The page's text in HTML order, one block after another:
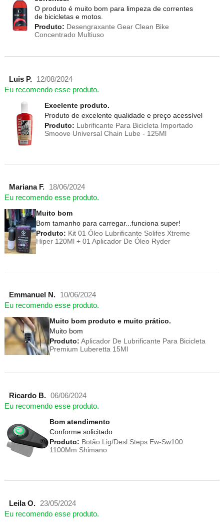
O produto é muito bom para limpeza de correntes
de bicicletas e motos.
Produto: Desengraxante Gear Clean Bike
Concentrado Multiuso
Luis P.
12/08/2024
Eu recomendo esse produto.
Excelente produto.
Produto de excelente qualidade e preço acessível
Produto: Lubrificante Para Bicicleta Importado
Smoove Universal Chain Lube - 125Ml
Mariana F.
18/06/2024
Eu recomendo esse produto.
Muito bom
Bom tamanho para carregar...funciona super!
Produto: Kit 01 Óleo Lubrificante Solifes Xtreme
Hiper 120Ml + 01 Aplicador De Óleo Ryder
Emmanuel N.
10/06/2024
Eu recomendo esse produto.
Muito bom produto e muito prático.
Muito bom
Produto: Aplicador De Lubrificante Para Bicicleta
Premium Luberetta 15Ml
Ricardo B. 06/06/2024
Eu recomendo esse produto.
Bom atendimento
Conforme solicitado
Produto: Botão Lig/Desl Steps Ew-Sw100
1100Mm Shimano
Leila O. 23/05/2024
Eu recomendo esse produto.